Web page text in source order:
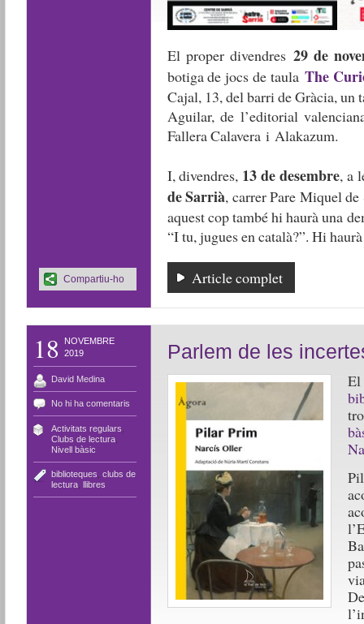
El proper divendres 29 de
botiga de jocs de taula The
Cajal, 13, del barri de Gràcia, un
Aguilar, de l’editorial
Fallera Calavera i Alakazum.
I, divendres, 13 de desembre, a
de Sarrià, carrer Pare Miquel de
aquest cop també hi haurà una
“I tu, jugues en català?”. Hi
Article complet
Compartiu-ho
18
NOVEMBRE
2019
David Medina
No hi ha comentaris
Activitats regulars
Clubs de lectura,
Nivell bàsic
biblioteques clubs de
lectura, llibres
Parlem de les
El